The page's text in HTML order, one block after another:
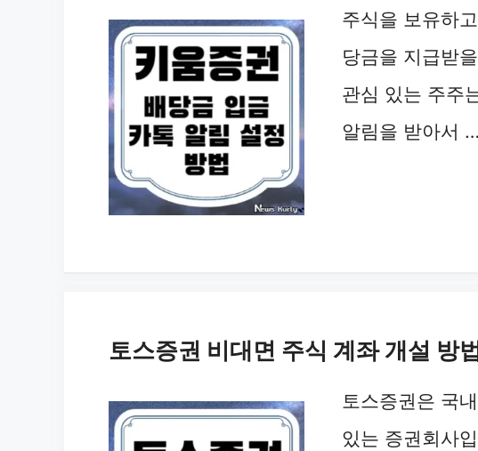
주식을 보유하
당금을 지급받
관심 있는 주주
알림을 받아서 …
토스증권 비대면 주식 계좌 개설 방
토스증권은 국
있는 증권회사